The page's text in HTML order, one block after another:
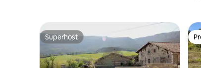
Superhost
Superhost